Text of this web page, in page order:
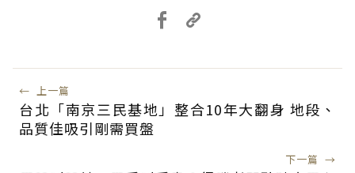
← 上一篇
台北「南京三民基地」整合10年大翻身 地段、
品質佳吸引剛需買盤
下一篇 →